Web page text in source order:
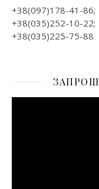
+38(097)178-41-86;
+38(035)252-10-22;
+38(035)225-75-88